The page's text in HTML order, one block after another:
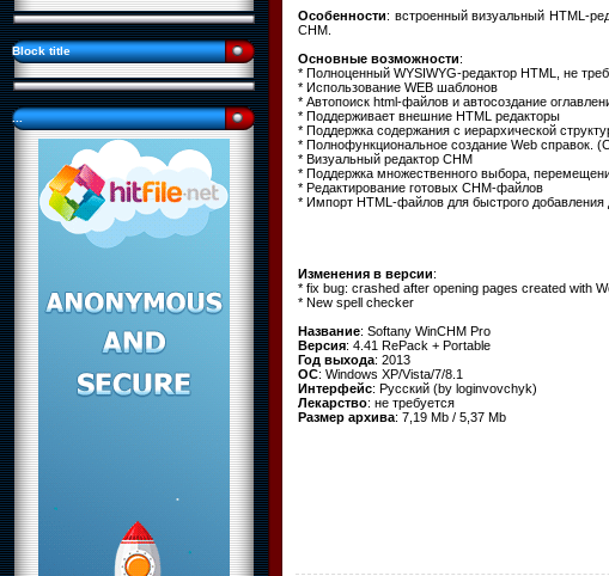
Block title
...
Особенности: встроенный визуальный HTML-
CHM.
Основные возможности:
* Полноценный WYSIWYG-редактор HTML, не
* Использование WEB шаблонов
* Автопоиск html-файлов и автосоздание
* Поддерживает внешние HTML редакторы
* Поддержка содержания с иерархической
* Полнофункциональное создание Web справок.
* Визуальный редактор CHM
* Поддержка множественного выбора,
* Редактирование готовых CHM-файлов
* Импорт HTML-файлов для быстрого добавления
Изменения в версии:
* fix bug: crashed after opening pages created with
* New spell checker
Название: Softany WinCHM Pro
Версия: 4.41 RePack + Portable
Год выхода: 2013
ОС: Windows XP/Vista/7/8.1
Интерфейс: Русский (by loginvovchyk)
Лекарство: не требуется
Размер архива: 7,19 Mb / 5,37 Mb